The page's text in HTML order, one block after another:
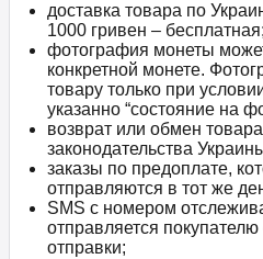
доставка товара по
1000 гривен – бесплатная;
фотография монеты
конкретной монете.
товару только при
указанно “состояние на
возврат или обмен
законодательства
заказы по предоплате,
отправляются в тот же
SMS с номером
отправляется
отправки;